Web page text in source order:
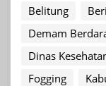
Belitung
Demam
Dinas
Fogging